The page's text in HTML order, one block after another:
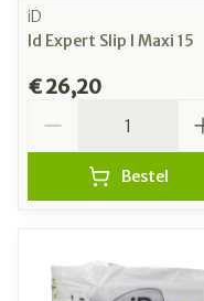
iD
Id Expert Slip l Maxi 15
€ 26,20
Bestel